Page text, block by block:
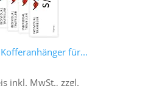
für...
inkl. MwSt., zzgl.